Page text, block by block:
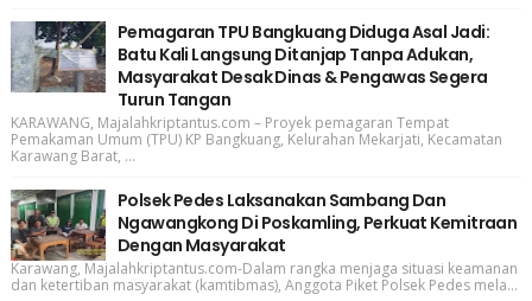
Pemagaran TPU Bangkuang Diduga Asal Jadi:
Batu Kali Langsung Ditanjap Tanpa Adukan,
Masyarakat Desak Dinas & Pengawas Segera
Turun Tangan
KARAWANG, Majalahkriptantus.com – Proyek pemagaran Tempat
Pemakaman Umum (TPU) KP Bangkuang, Kelurahan Mekarjati, Kecamatan
Karawang Barat, ...
Polsek Pedes Laksanakan Sambang Dan
Ngawangkong Di Poskamling, Perkuat Kemitraan
Dengan Masyarakat
Karawang, Majalahkriptantus.com-Dalam rangka menjaga situasi keamanan
dan ketertiban masyarakat (kamtibmas), Anggota Piket Polsek Pedes mela...